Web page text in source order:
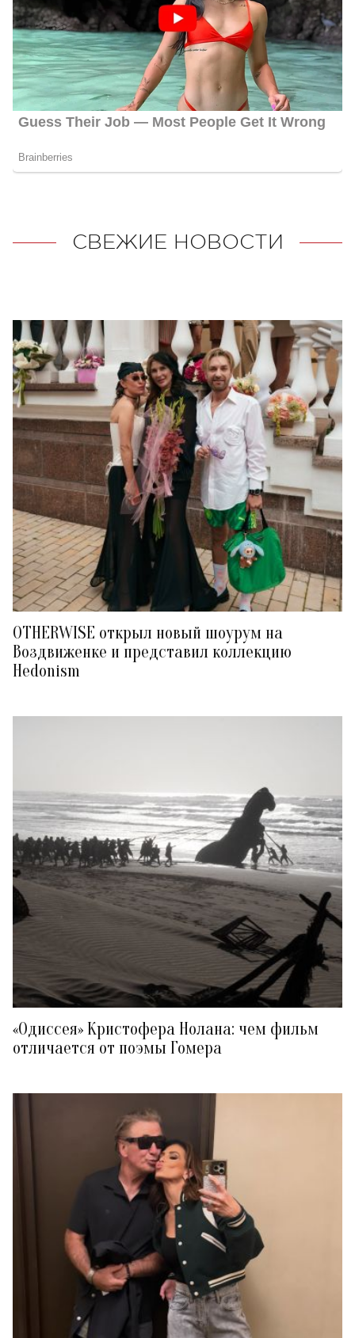
СВЕЖИЕ НОВОСТИ
OTHERWISE открыл новый шоурум на
Воздвиженке и представил коллекцию
Hedonism
«Одиссея» Кристофера Нолана: чем фильм
отличается от поэмы Гомера